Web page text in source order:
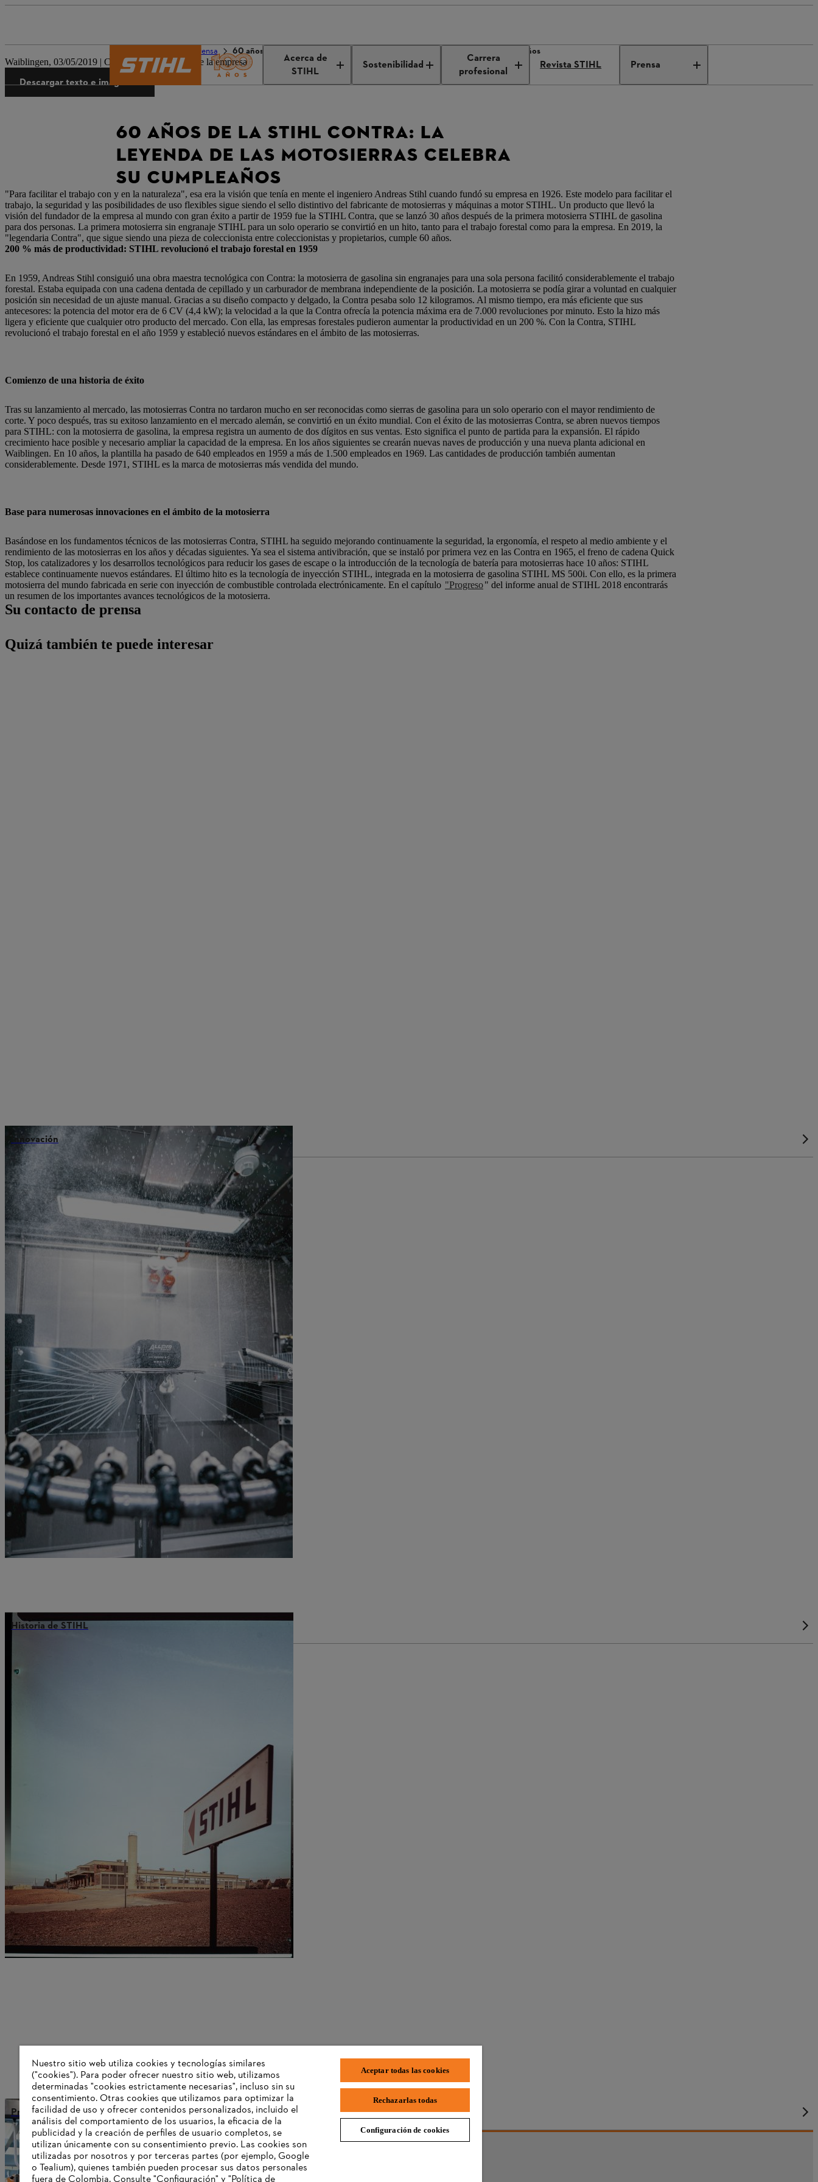
Acerca de
STIHL
Sostenibilidad
Carrera
profesional
Revista STIHL Prensa
Prensa 60 años de la STIHL Contra: la leyenda de las motosierras celebra su cumpleaños
Waiblingen, 03/05/2019 | Comunicado de prensa de la empresa
Descargar texto e imágenes
60 AÑOS DE LA STIHL CONTRA: LA
LEYENDA DE LAS MOTOSIERRAS CELEBRA
SU CUMPLEAÑOS
"Para facilitar el trabajo con y en la naturaleza", esa era la visión que tenía en mente el ingeniero Andreas Stihl cuando fundó su empresa en 1926. Este modelo para facilitar el
trabajo, la seguridad y las posibilidades de uso flexibles sigue siendo el sello distintivo del fabricante de motosierras y máquinas a motor STIHL. Un producto que llevó la
visión del fundador de la empresa al mundo con gran éxito a partir de 1959 fue la STIHL Contra, que se lanzó 30 años después de la primera motosierra STIHL de gasolina
para dos personas. La primera motosierra sin engranaje STIHL para un solo operario se convirtió en un hito, tanto para el trabajo forestal como para la empresa. En 2019, la
"legendaria Contra", que sigue siendo una pieza de coleccionista entre coleccionistas y propietarios, cumple 60 años.
200 % más de productividad: STIHL revolucionó el trabajo forestal en 1959
En 1959, Andreas Stihl consiguió una obra maestra tecnológica con Contra: la motosierra de gasolina sin engranajes para una sola persona facilitó considerablemente el trabajo
forestal. Estaba equipada con una cadena dentada de cepillado y un carburador de membrana independiente de la posición. La motosierra se podía girar a voluntad en cualquier
posición sin necesidad de un ajuste manual. Gracias a su diseño compacto y delgado, la Contra pesaba solo 12 kilogramos. Al mismo tiempo, era más eficiente que sus
antecesores: la potencia del motor era de 6 CV (4,4 kW); la velocidad a la que la Contra ofrecía la potencia máxima era de 7.000 revoluciones por minuto. Esto la hizo más
ligera y eficiente que cualquier otro producto del mercado. Con ella, las empresas forestales pudieron aumentar la productividad en un 200 %. Con la Contra, STIHL
revolucionó el trabajo forestal en el año 1959 y estableció nuevos estándares en el ámbito de las motosierras.
Comienzo de una historia de éxito
Tras su lanzamiento al mercado, las motosierras Contra no tardaron mucho en ser reconocidas como sierras de gasolina para un solo operario con el mayor rendimiento de
corte. Y poco después, tras su exitoso lanzamiento en el mercado alemán, se convirtió en un éxito mundial. Con el éxito de las motosierras Contra, se abren nuevos tiempos
para STIHL: con la motosierra de gasolina, la empresa registra un aumento de dos dígitos en sus ventas. Esto significa el punto de partida para la expansión. El rápido
crecimiento hace posible y necesario ampliar la capacidad de la empresa. En los años siguientes se crearán nuevas naves de producción y una nueva planta adicional en
Waiblingen. En 10 años, la plantilla ha pasado de 640 empleados en 1959 a más de 1.500 empleados en 1969. Las cantidades de producción también aumentan
considerablemente. Desde 1971, STIHL es la marca de motosierras más vendida del mundo.
Base para numerosas innovaciones en el ámbito de la motosierra
Basándose en los fundamentos técnicos de las motosierras Contra, STIHL ha seguido mejorando continuamente la seguridad, la ergonomía, el respeto al medio ambiente y el
rendimiento de las motosierras en los años y décadas siguientes. Ya sea el sistema antivibración, que se instaló por primera vez en las Contra en 1965, el freno de cadena Quick
Stop, los catalizadores y los desarrollos tecnológicos para reducir los gases de escape o la introducción de la tecnología de batería para motosierras hace 10 años: STIHL
establece continuamente nuevos estándares. El último hito es la tecnología de inyección STIHL, integrada en la motosierra de gasolina STIHL MS 500i. Con ello, es la primera
motosierra del mundo fabricada en serie con inyección de combustible controlada electrónicamente. En el capítulo "Progreso" del informe anual de STIHL 2018 encontrarás
un resumen de los importantes avances tecnológicos de la motosierra.
Su contacto de prensa
Quizá también te puede interesar
Innovación
Historia de STIHL
Producción y distribución internacionales
Información para proveedores
Productos
Nuestro sitio web utiliza cookies y tecnologías similares
("cookies"). Para poder ofrecer nuestro sitio web, utilizamos
determinadas "cookies estrictamente necesarias", incluso sin su
consentimiento. Otras cookies que utilizamos para optimizar la
facilidad de uso y ofrecer contenidos personalizados, incluido el
análisis del comportamiento de los usuarios, la eficacia de la
publicidad y la creación de perfiles de usuario completos, se
utilizan únicamente con su consentimiento previo. Las cookies son
utilizadas por nosotros y por terceras partes (por ejemplo, Google
o Tealium), quienes también pueden procesar sus datos personales
Aceptar todas las cookies
Rechazarlas todas
Configuración de cookies